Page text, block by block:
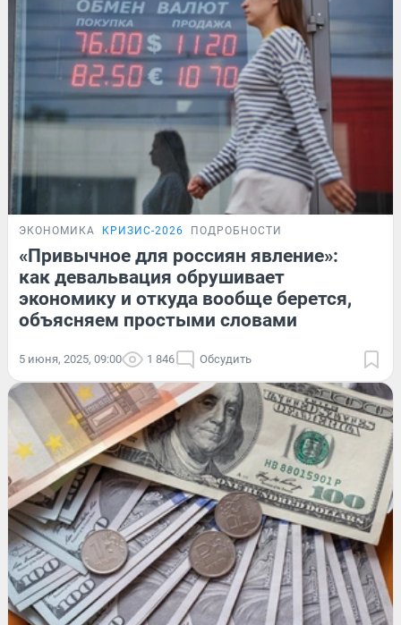
ЭКОНОМИКА КРИЗИС-2026 ПОДРОБНОСТИ
«Привычное для россиян явление»:
как девальвация обрушивает
экономику и откуда вообще берется,
объясняем простыми словами
5 июня, 2025, 09:00 1 846 Обсудить